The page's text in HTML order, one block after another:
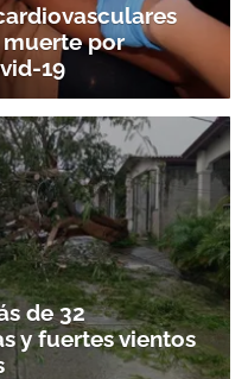
por
19
de 32
y fuertes vientos